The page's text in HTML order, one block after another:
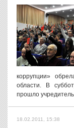
коррупции»
области. В
прошло
18.02.2011, 15:38